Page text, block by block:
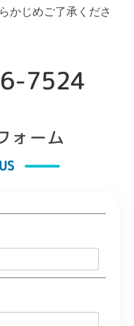
かじめご了承くださ
7524
ォーム